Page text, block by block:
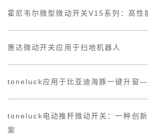
霍尼韦尔微型微动开关V15系列：高性
惠达微动开关应用于扫地机器人
toneluck应用于比亚迪海豚一键升窗—
toneluck电动推杆微动开关：一种创新
案